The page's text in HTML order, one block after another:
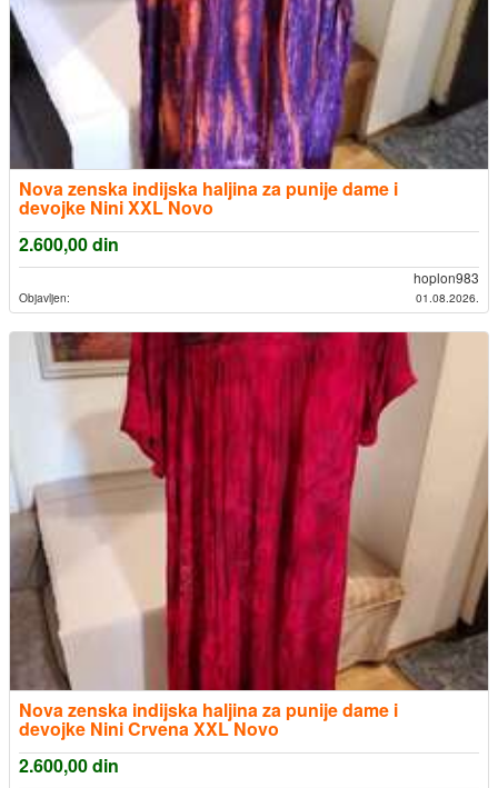
Nova zenska indijska haljina za punije dame i
devojke Nini XXL Novo
2.600,00din
hoplon983
Objavljen: 01.08.2026.
Nova zenska indijska haljina za punije dame i
devojke Nini Crvena XXL Novo
2.600,00din